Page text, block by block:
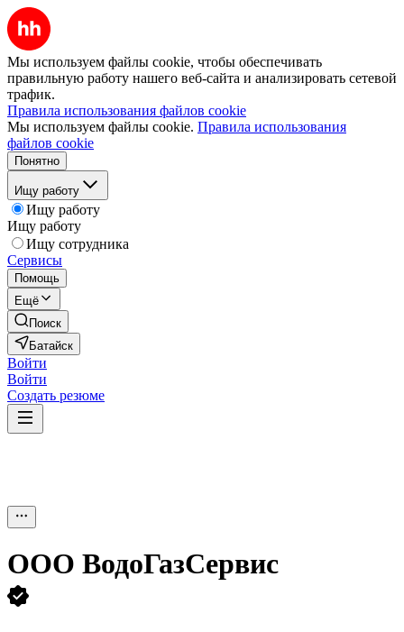
Мы используем файлы cookie, чтобы обеспечивать
правильную работу нашего веб-сайта и анализировать сетевой
трафик.
Правила использования файлов cookie
Мы используем файлы cookie. Правила использования
файлов cookie
Понятно
Ищу работу
Ищу работу
Ищу работу
Ищу сотрудника
Сервисы
Помощь
Ещё
Поиск
Батайск
Войти
Войти
Создать резюме
ООО ВодоГазСервис